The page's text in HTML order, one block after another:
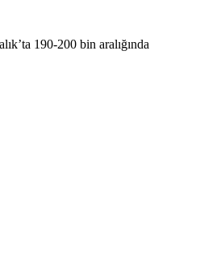
190-200 bin aralığında